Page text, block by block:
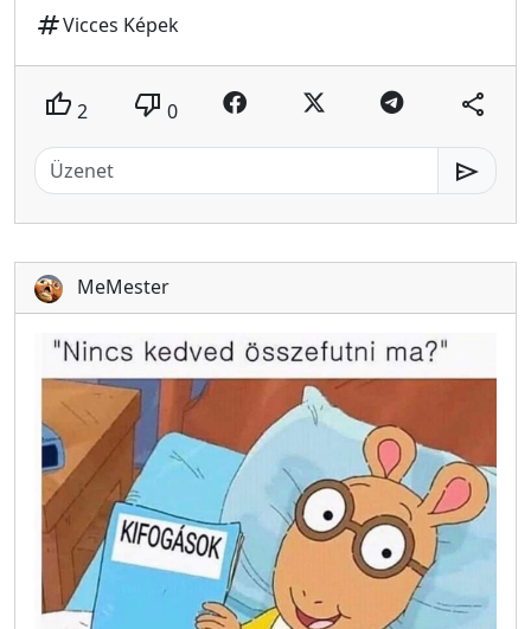
tagVicces Képek
thumb_up 2 thumb_down 0 share
send
MeMester